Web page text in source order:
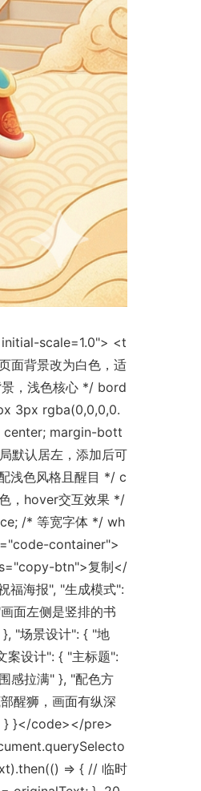
scale=1.0"> <t
背景改为白色，适
，浅色核心 */ bord
3px rgba(0,0,0,0.
center; margin-bott
默认居左，添加后可
浅色风格且醒目 */ c
，hover交互效果 */
/* 等宽字体 */ wh
container">
btn">复制</
海报", "生成模式":
面左侧是竖排的书
}, "场景设计": { "地
案设计": { "主标题":
感拉满" }, "配色方
醒狮，画面有纵深
} } }</code></pre>
=> { // 临时